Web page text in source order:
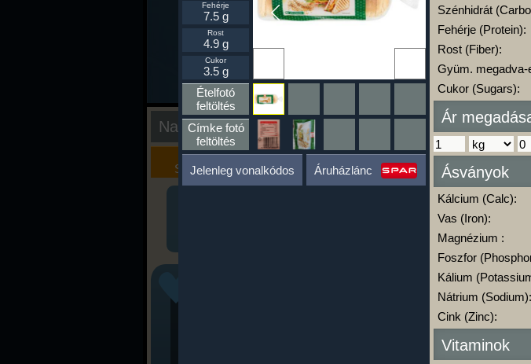
Nap kiértékelése
Kalória
Szimulátor
Szöveges
Értékelés
Ha ma már nem
kattints a kiértékelésre!
A Kalória Szimulátor
-
Fehérje
7.5 g
Rost
4.9 g
Cukor
3.5 g
Ételfotó
feltöltés
Címke fotó
feltöltés
Jelenleg vonalkódos Áruházlánc
Szénhidrát
Fehérje (Protein):
Rost (Fiber):
Gyüm. megadva-
Cukor (Sugars):
Ár
Ásványok
Kálcium (Calc):
Vas (Iron):
Magnézium :
Foszfor
Kálium
Nátrium (Sodium):
Cink (Zinc):
Vitaminok